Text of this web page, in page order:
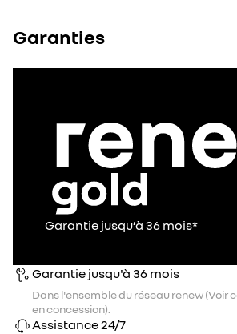
Garanties
Garantie jusqu’à 36 mois*
Garantie jusqu'à 36 mois
Dans l'ensemble du réseau renew (Voir
en concession).
Assistance 24/7